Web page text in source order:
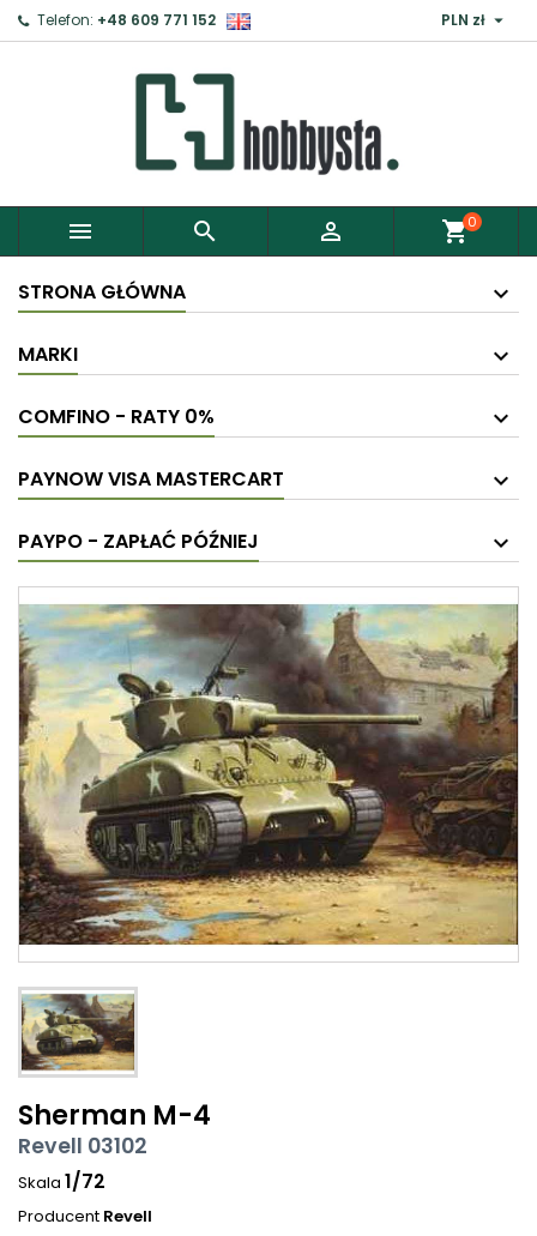
Telefon: +48 609 771 152 PLN zł 
   shopping_cart0
STRONA GŁÓWNA
MARKI
COMFINO - RATY 0%
PAYNOW VISA MASTERCART
PAYPO - ZAPŁAĆ PÓŹNIEJ
Sherman M-4
Revell 03102
Skala 1/72
Producent Revell